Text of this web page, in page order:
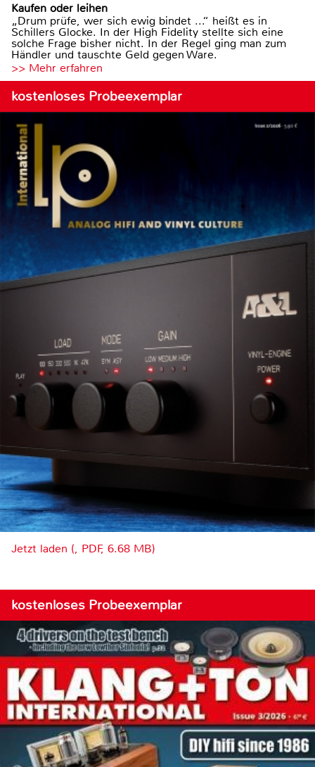
Kaufen oder leihen
„Drum prüfe, wer sich ewig bindet ...“ heißt es in
Schillers Glocke. In der High Fidelity stellte sich eine
solche Frage bisher nicht. In der Regel ging man zum
Händler und tauschte Geld gegen Ware.
>> Mehr erfahren
kostenloses Probeexemplar
Jetzt laden (, PDF, 6.68 MB)
kostenloses Probeexemplar